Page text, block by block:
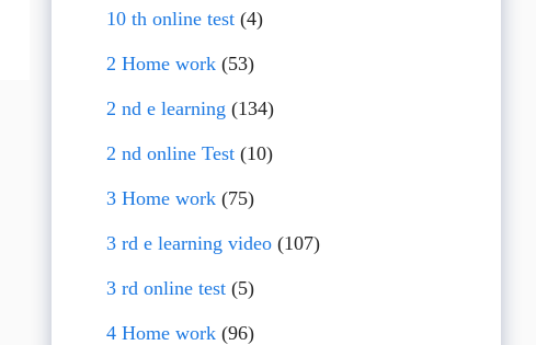
10 th online test(4)
2 Home work(53)
2 nd e learning (134)
2 nd online Test(10)
3 Home work(75)
3 rd e learning video(107)
3 rd online test(5)
4 Home work(96)